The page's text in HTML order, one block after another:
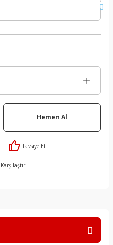
Hemen Al
Tavsiye Et
Karşılaştır